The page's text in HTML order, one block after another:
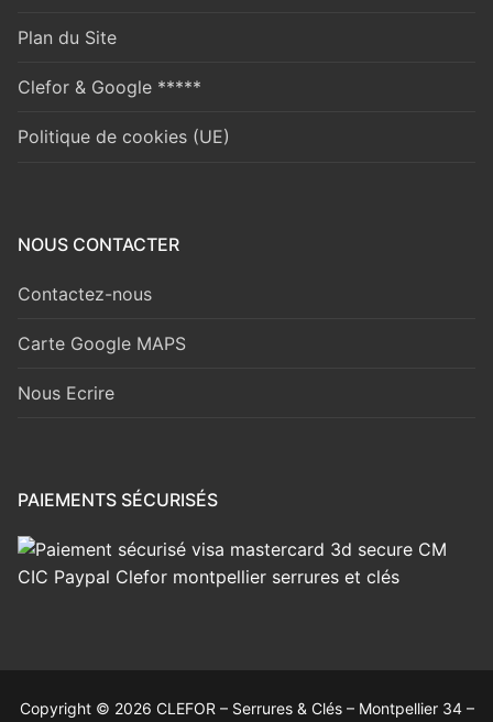
Plan du Site
Clefor & Google *****
Politique de cookies (UE)
NOUS CONTACTER
Contactez-nous
Carte Google MAPS
Nous Ecrire
PAIEMENTS SÉCURISÉS
Copyright © 2026 CLEFOR – Serrures & Clés – Montpellier 34 –